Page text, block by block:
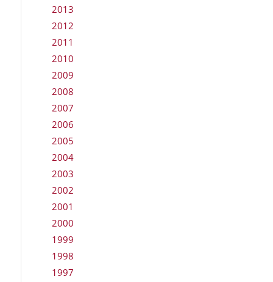
2013
2012
2011
2010
2009
2008
2007
2006
2005
2004
2003
2002
2001
2000
1999
1998
1997